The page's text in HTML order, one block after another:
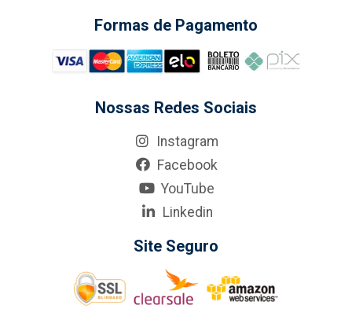
Formas de Pagamento
Nossas Redes Sociais
Instagram
Facebook
YouTube
Linkedin
Site Seguro